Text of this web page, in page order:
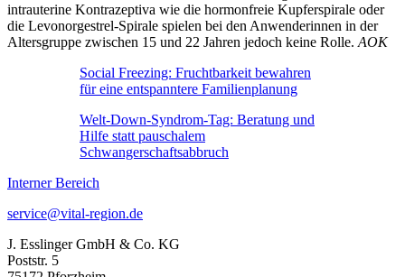
intrauterine Kontrazeptiva wie die hormonfreie Kupferspirale oder
die Levonorgestrel-Spirale spielen bei den Anwenderinnen in der
Altersgruppe zwischen 15 und 22 Jahren jedoch keine Rolle. AOK
Social Freezing: Fruchtbarkeit bewahren
für eine entspanntere Familienplanung
Welt-Down-Syndrom-Tag: Beratung und
Hilfe statt pauschalem
Schwangerschaftsabbruch
Interner Bereich
service@vital-region.de
J. Esslinger GmbH & Co. KG
Poststr. 5